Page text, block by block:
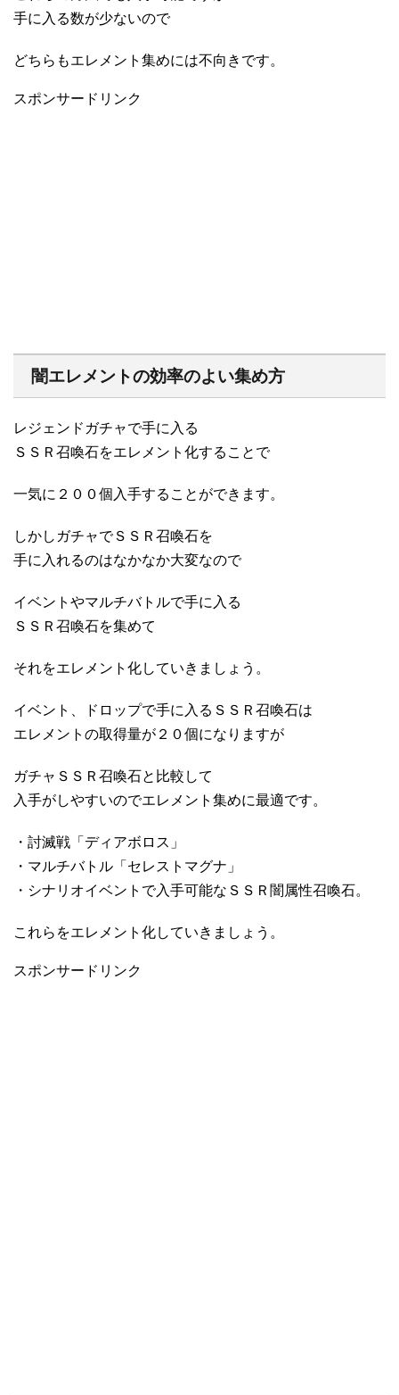
手に入る数が少ないので
どちらもエレメント集めには不向きです。
スポンサードリンク
闇エレメントの効率のよい集め方
レジェンドガチャで手に入る
ＳＳＲ召喚石をエレメント化することで
一気に２００個入手することができます。
しかしガチャでＳＳＲ召喚石を
手に入れるのはなかなか大変なので
イベントやマルチバトルで手に入る
ＳＳＲ召喚石を集めて
それをエレメント化していきましょう。
イベント、ドロップで手に入るＳＳＲ召喚石は
エレメントの取得量が２０個になりますが
ガチャＳＳＲ召喚石と比較して
入手がしやすいのでエレメント集めに最適です。
・討滅戦「ディアボロス」
・マルチバトル「セレストマグナ」
・シナリオイベントで入手可能なＳＳＲ闇属性召喚石。
これらをエレメント化していきましょう。
スポンサードリンク